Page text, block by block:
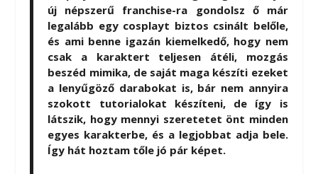
új népszerű franchise-ra gondolsz ő már
legalább egy cosplayt biztos csinált belőle,
és ami benne igazán kiemelkedő, hogy nem
csak a karaktert teljesen átéli, mozgás
beszéd mimika, de saját maga készíti ezeket
a lenyűgöző darabokat is, bár nem annyira
szokott tutorialokat készíteni, de így is
látszik, hogy mennyi szeretetet önt minden
egyes karakterbe, és a legjobbat adja bele.
Így hát hoztam tőle jó pár képet.